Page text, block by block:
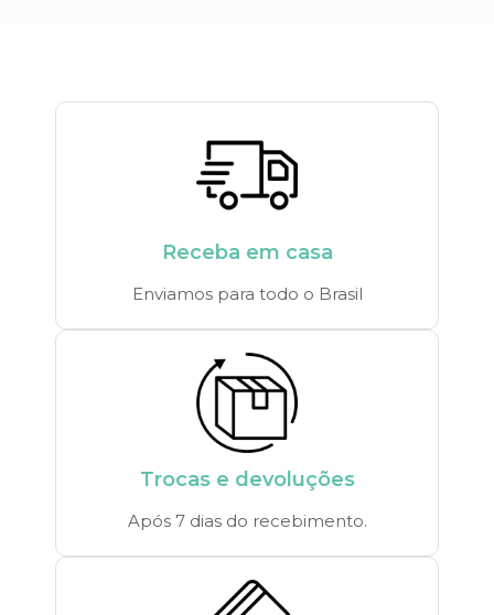
Receba em casa
Enviamos para todo o Brasil
Trocas e devoluções
Após 7 dias do recebimento.